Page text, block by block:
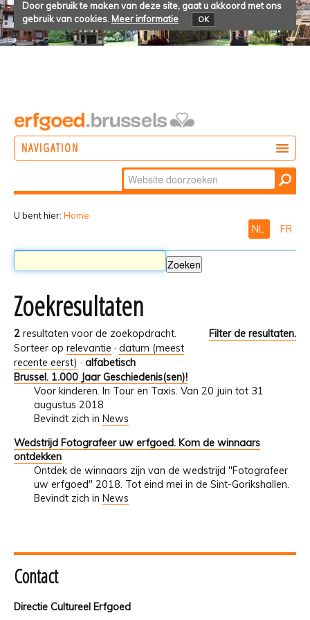
Door gebruik te maken van deze site, gaat u akkoord met ons
gebruik van cookies. Meer informatie OK
NAVIGATION
Zoek
Geavanceerd
U bent hier: Home
NL FR
Zoekresultaten
2 resultaten voor de zoekopdracht.
Filter de resultaten.
Sorteer op relevantie · datum (meest
recente eerst) · alfabetisch
Brussel. 1.000 Jaar Geschiedenis(sen)!
Voor kinderen. In Tour en Taxis. Van 20 juin tot 31
augustus 2018
Bevindt zich in News
Wedstrijd Fotografeer uw erfgoed. Kom de winnaars
ontdekken
Ontdek de winnaars zijn van de wedstrijd "Fotografeer
uw erfgoed" 2018. Tot eind mei in de Sint-Gorikshallen.
Bevindt zich in News
Contact
Directie Cultureel Erfgoed